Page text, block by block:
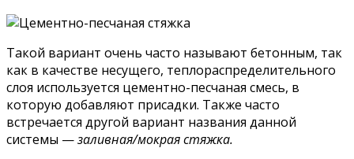
Такой вариант очень часто называют бетонным, так
как в качестве несущего, теплораспределительного
слоя используется цементно-песчаная смесь, в
которую добавляют присадки. Также часто
встречается другой вариант названия данной
системы —заливная/мокрая стяжка.